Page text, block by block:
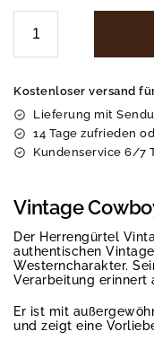
Kostenloser versand
Lieferung mit
14 Tage zufrieden
Kundenservice 6/7
Vintage
Der Herrengürtel
authentischen
Westerncharakter.
Verarbeitung erinnert
Er ist mit
und zeigt eine